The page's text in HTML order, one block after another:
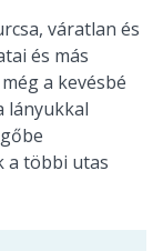
váratlan és
és más
a kevésbé
lányukkal
a többi utas